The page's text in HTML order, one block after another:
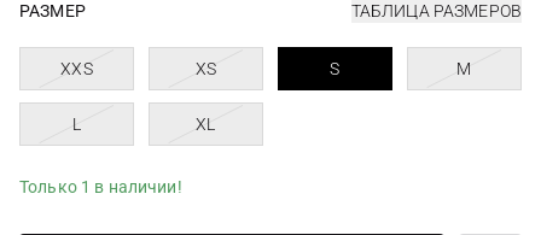
РАЗМЕР ТАБЛИЦА РАЗМЕРОВ
XXS XS S M
L XL
Только 1 в наличии!